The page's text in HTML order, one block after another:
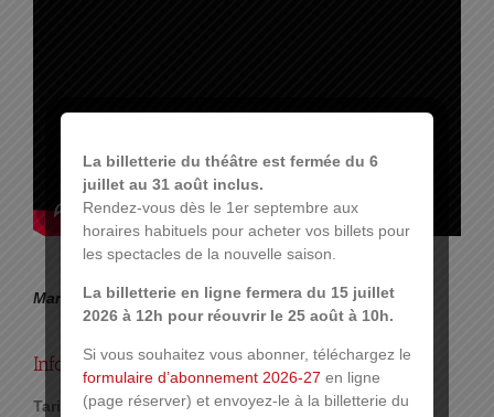
Mardi 21 janvier à 20h30 au théâtre de la Sinne.
Infos pratiques :
Tarif :
La billetterie du théâtre est fermée du 6
juillet au 31 août inclus.
Rendez-vous dès le 1er septembre aux
horaires habituels pour acheter vos billets pour
les spectacles de la nouvelle saison.
La billetterie en ligne fermera du 15 juillet
2026 à 12h pour réouvrir le 25 août à 10h.
Si vous souhaitez vous abonner, téléchargez le
formulaire d’abonnement 2026-27 en ligne
(page réserver) et envoyez-le à la billetterie du